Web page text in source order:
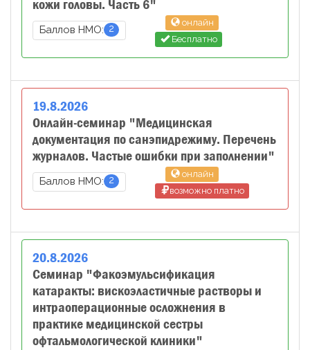
кожи головы. Часть 6"
Баллов НМО: 2
онлайн
Бесплатно
19.8.2026
Онлайн-семинар "Медицинская
документация по санэпидрежиму. Перечень
журналов. Частые ошибки при заполнении"
Баллов НМО: 2
онлайн
возможно платно
20.8.2026
Семинар "Факоэмульсификация
катаракты: вискоэластичные растворы и
интраоперационные осложнения в
практике медицинской сестры
офтальмологической клиники"